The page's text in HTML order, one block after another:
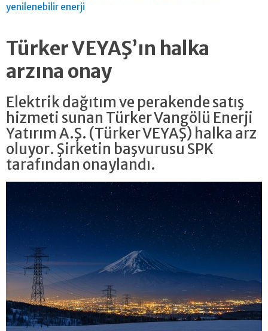
yenilenebilir enerji
Türker VEYAŞ’ın halka
arzına onay
Elektrik dağıtım ve perakende satış
hizmeti sunan Türker Vangölü Enerji
Yatırım A.Ş. (Türker VEYAŞ) halka arz
oluyor. Şirketin başvurusu SPK
tarafından onaylandı.